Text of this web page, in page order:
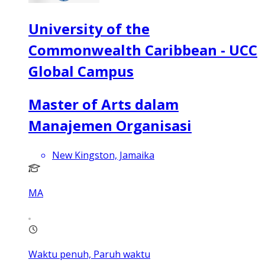
University of the
Commonwealth Caribbean - UCC
Global Campus
Master of Arts dalam
Manajemen Organisasi
New Kingston, Jamaika
MA
Waktu penuh, Paruh waktu